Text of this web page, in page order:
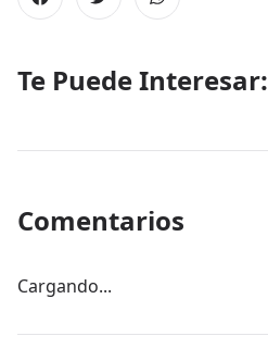
Te Puede Interesar:
Comentarios
Cargando...